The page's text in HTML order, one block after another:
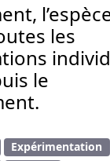
les
le
Expérimentation